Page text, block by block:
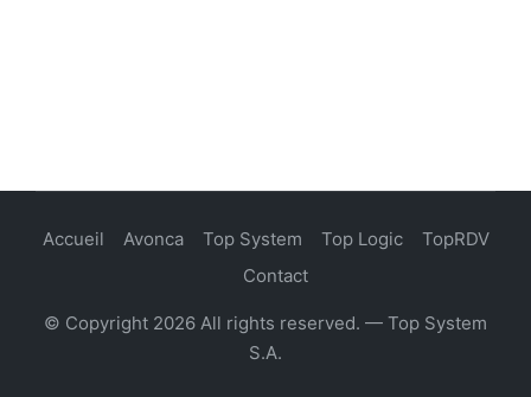
Accueil Avonca Top System Top Logic
TopRDV
Contact
© Copyright 2026 All rights reserved. — Top System
S.A.